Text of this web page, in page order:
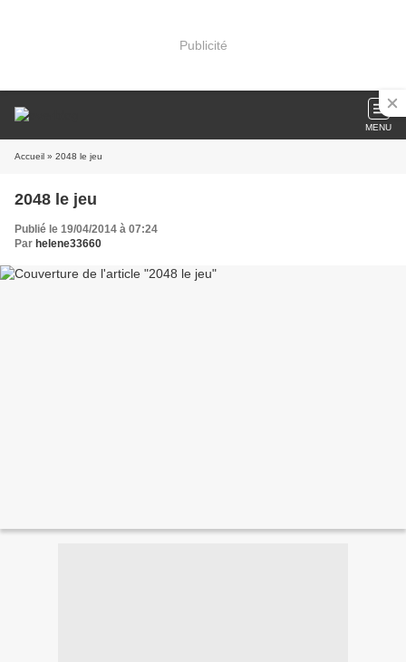
Publicité
MENU
Accueil » 2048 le jeu
2048 le jeu
Publié le 19/04/2014 à 07:24
Par helene33660